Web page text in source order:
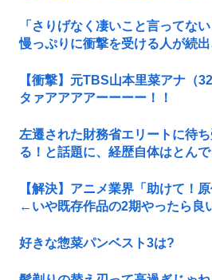
「さりげなく凄いこと言ってな
慢っぷりに衝撃を受ける人が続
【衝撃】元TBS山本里菜アナ（
タァアアアアーーーー！！
左遷された財務省エリートに待
る！と話題に、経歴自体はとん
【解決】アニメ業界「助けて！
←いや既存作品の2期やったら良
好きな惣菜パンベスト3は?